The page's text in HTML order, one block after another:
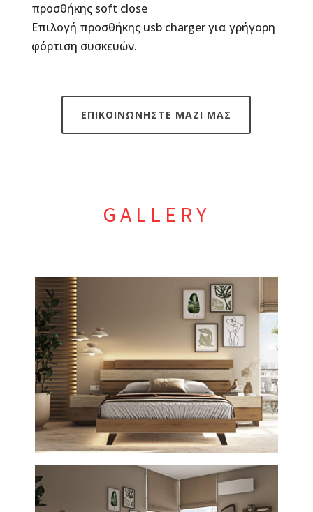
προσθήκης soft close
Επιλογή προσθήκης usb charger για γρήγορη
φόρτιση συσκευών.
ΕΠΙΚΟΙΝΩΝΗΣΤΕ ΜΑΖΙ ΜΑΣ
GALLERY